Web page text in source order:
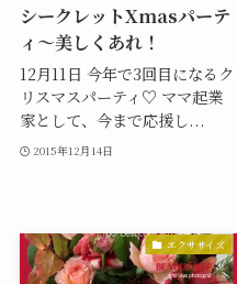
シークレットXmasパーテ
ィ〜美しくあれ！
12月11日 今年で3回目になるク
リスマスパーティ♡ ママ起業
家として、今まで応援し...
2015年12月14日
エクササイズ